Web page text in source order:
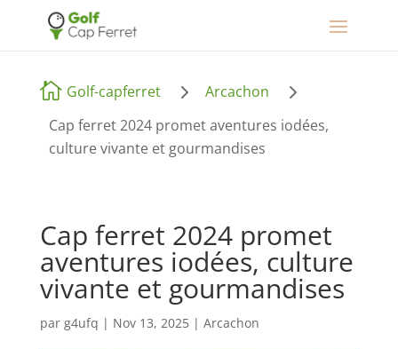
 Golf-capferret 5 Arcachon 5
Cap ferret 2024 promet aventures iodées,
culture vivante et gourmandises
Cap ferret 2024 promet
aventures iodées, culture
vivante et gourmandises
par g4ufq | Nov 13, 2025| Arcachon